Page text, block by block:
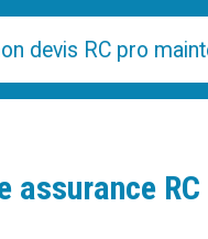
devis RC pro
assurance